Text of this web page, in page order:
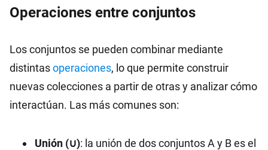
Operaciones entre conjuntos
Los conjuntos se pueden combinar mediante
distintasoperaciones, lo que permite construir
nuevas colecciones a partir de otras y analizar cómo
interactúan. Las más comunes son:
Unión (∪): la unión de dos conjuntos A y B es el